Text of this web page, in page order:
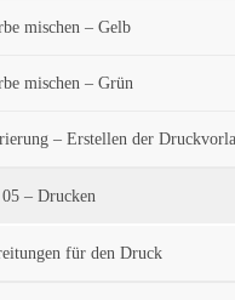
mischen – Gelb
mischen – Grün
– Erstellen der
– Drucken
für den Druck